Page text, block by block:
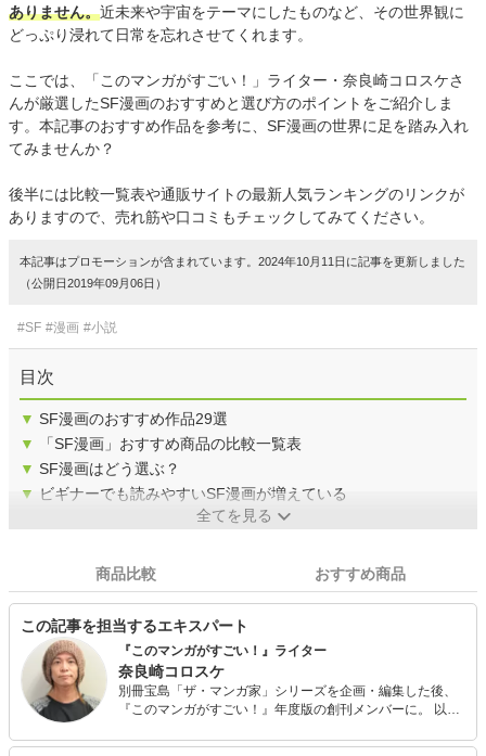
ありません。近未来や宇宙をテーマにしたものなど、その世界観に
どっぷり浸れて日常を忘れさせてくれます。
ここでは、「このマンガがすごい！」ライター・奈良崎コロスケさ
んが厳選したSF漫画のおすすめと選び方のポイントをご紹介しま
す。本記事のおすすめ作品を参考に、SF漫画の世界に足を踏み入れ
てみませんか？
後半には比較一覧表や通販サイトの最新人気ランキングのリンクが
ありますので、売れ筋や口コミもチェックしてみてください。
本記事はプロモーションが含まれています。2024年10月11日に記事を更新しました
（公開日2019年09月06日）
#SF #漫画 #小説
目次
▼ SF漫画のおすすめ作品29選
▼
「SF漫画」おすすめ商品の比較一覧表
▼ SF漫画はどう選ぶ？
▼ ビギナーでも読みやすいSF漫画が増えている
全てを見る
商品比較 おすすめ商品
この記事を担当するエキスパート
『このマンガがすごい！』ライター
奈良崎コロスケ
別冊宝島「ザ・マンガ家」シリーズを企画・編集した後、
『このマンガがすごい！』年度版の創刊メンバーに。 以
用プログラムなどを手掛けるほか、2019年には自身も漫画